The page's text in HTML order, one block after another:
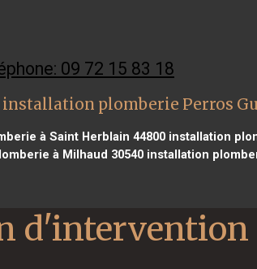
09 72 15 83 18
plomberie Perros
à Saint Herblain 44800 installation
à Milhaud 30540installation
d'intervention